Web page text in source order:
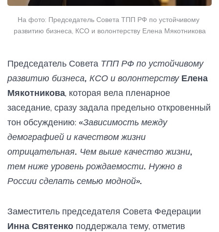
На фото: Председатель Совета ТПП РФ по устойчивому
развитию бизнеса, КСО и волонтерству Елена Мякотникова
Председатель Совета ТПП РФ по устойчивому
развитию бизнеса, КСО и волонтерству Елена
Мякотникова, которая вела пленарное
заседание, сразу задала предельно откровенный
тон обсуждению: «Зависимость между
демографией и качеством жизни
отрицательная. Чем выше качество жизни,
тем ниже уровень рождаемости. Нужно в
России сделать семью модной».
Заместитель председателя Совета Федерации
Инна Святенко поддержала тему, отметив